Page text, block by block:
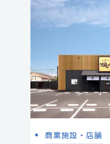
商業施設・店舗